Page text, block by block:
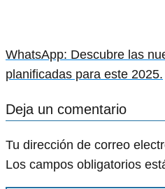
WhatsApp: Descubre las
planificadas para este 2025.
Deja un comentario
Tu dirección de correo
Los campos obligatorios